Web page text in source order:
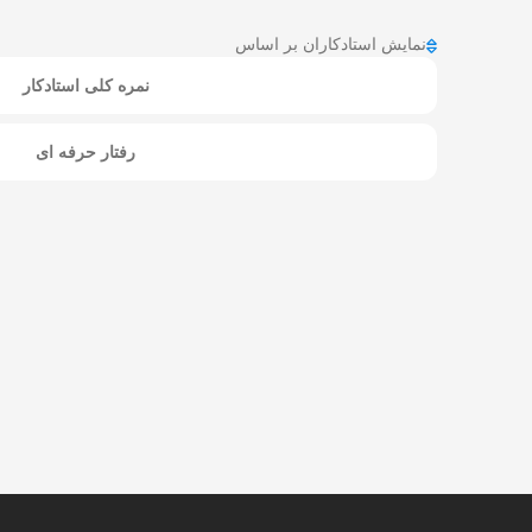
نمایش استادکاران بر اساس
نمره کلی استادکار
رفتار حرفه ای